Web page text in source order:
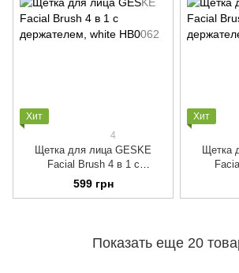
Хит
4
Щетка для лица GESKE
Facial Brush 4 в 1 с
держателем, white
599 грн
Хит
Щетка
Показать еще 20